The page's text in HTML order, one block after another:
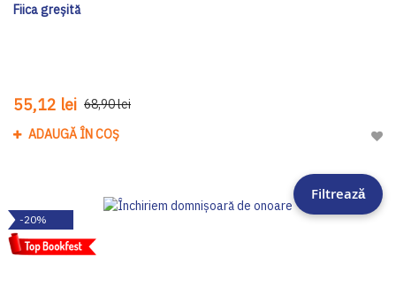
Fiica greșită
55,12 lei 68,90 lei
ADAUGĂ ÎN COȘ
-20%
Filtrează